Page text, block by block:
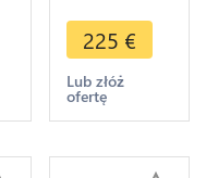
Pence
George III
1797 Soho
-> Make
225 €
Lub złóż
ofertę